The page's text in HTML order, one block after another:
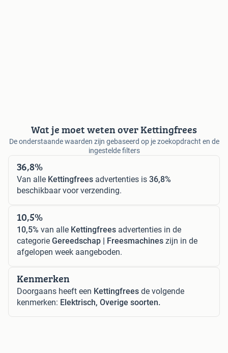
Wat je moet weten over Kettingfrees
De onderstaande waarden zijn gebaseerd op je zoekopdracht en de
ingestelde filters
36,8%
Van alle Kettingfrees advertenties is 36,8%
beschikbaar voor verzending.
10,5%
10,5% van alle Kettingfrees advertenties in de
categorie Gereedschap | Freesmachines zijn in de
afgelopen week aangeboden.
Kenmerken
Doorgaans heeft een Kettingfrees de volgende
kenmerken: Elektrisch, Overige soorten.